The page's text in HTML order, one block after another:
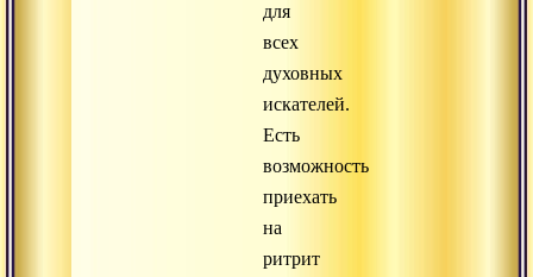
для
всех
духовных
искателей.
Есть
возможность
приехать
на
ритрит